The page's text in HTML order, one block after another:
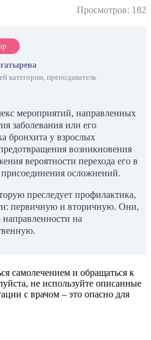
Просмотров: 182
категории, преподаватель
мероприятий, направленных
заболевания или его
бронхита у взрослых
возникновения
вероятности перехода его в
осложнений.
преследует профилактика,
первичную и вторичную. Они,
направленности на
самолечением и обращаться к
не используйте описанные
с врачом – это опасно для